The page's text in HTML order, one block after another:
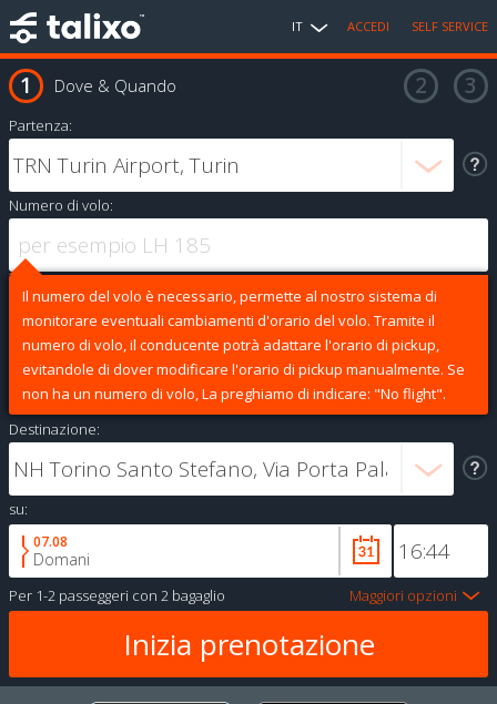
IT ACCEDI SELF SERVICE
Dove & Quando
Partenza:
Numero di volo:
Il numero del volo è necessario, permette al nostro sistema di
monitorare eventuali cambiamenti d'orario del volo. Tramite il
numero di volo, il conducente potrà adattare l'orario di pickup,
evitandole di dover modificare l'orario di pickup manualmente. Se
non ha un numero di volo, La preghiamo di indicare: "No flight".
Destinazione:
su:
07.08
Domani
Per 1-2 passeggeri con 2 bagaglio Maggiori opzioni